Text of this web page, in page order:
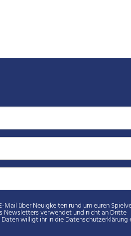
weitergegeben. Durch Absenden der von Ihnen eingegebenen Daten willigt ihr in die